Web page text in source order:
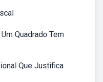
Quadrado Tem
Que Justifica